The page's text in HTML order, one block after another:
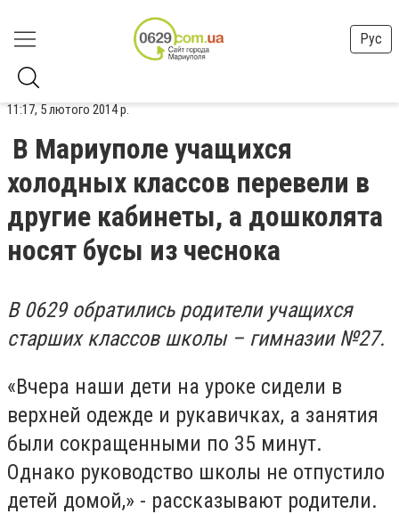
Рус
11:17, 5 лютого 2014 р.
В Мариуполе учащихся
холодных классов перевели в
другие кабинеты, а дошколята
носят бусы из чеснока
В 0629 обратились родители учащихся
старших классов школы – гимназии №27.
«Вчера наши дети на уроке сидели в
верхней одежде и рукавичках, а занятия
были сокращенными по 35 минут.
Однако руководство школы не отпустило
детей домой,» - рассказывают родители.